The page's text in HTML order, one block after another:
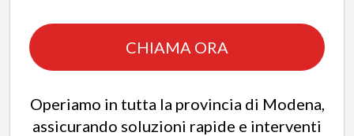
CHIAMA ORA
Operiamo in tutta la provincia di Modena,
assicurando soluzioni rapide e interventi